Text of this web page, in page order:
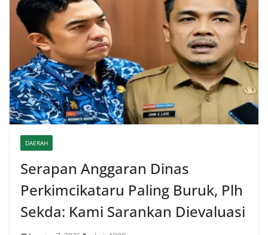
DAERAH
Serapan Anggaran Dinas
Perkimcikataru Paling Buruk, Plh
Sekda: Kami Sarankan Dievaluasi